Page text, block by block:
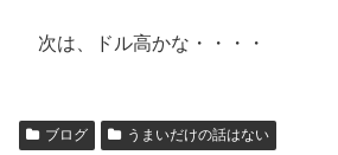
次は、ドル高かな・・・・
ブログ うまいだけの話はない